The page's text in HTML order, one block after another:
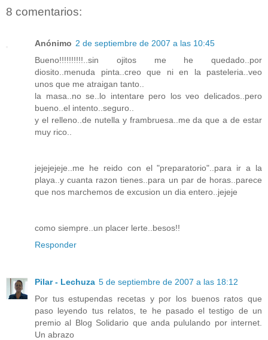
8 comentarios:
Anónimo 2 de septiembre de 2007 a las 10:45
Bueno!!!!!!!!!!..sin ojitos me he quedado..por
diosito..menuda pinta..creo que ni en la pasteleria..veo
unos que me atraigan tanto..
la masa..no se..lo intentare pero los veo delicados..pero
bueno..el intento..seguro..
y el relleno..de nutella y frambruesa..me da que a de estar
muy rico..
jejejejeje..me he reido con el "preparatorio"..para ir a la
playa..y cuanta razon tienes..para un par de horas..parece
que nos marchemos de excusion un dia entero..jejeje
como siempre..un placer lerte..besos!!
Responder
Pilar - Lechuza 5 de septiembre de 2007 a las 18:12
Por tus estupendas recetas y por los buenos ratos que
paso leyendo tus relatos, te he pasado el testigo de un
premio al Blog Solidario que anda pululando por internet.
Un abrazo